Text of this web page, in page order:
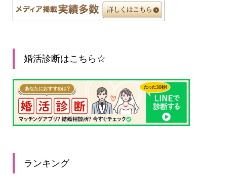
婚活診断はこちら☆
ランキング